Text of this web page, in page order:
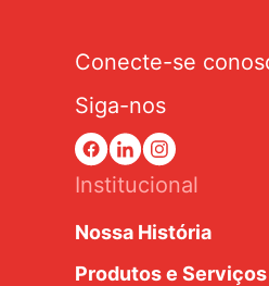
Conecte-se
Siga-nos
Institucional
Nossa História
Produtos e Serviços